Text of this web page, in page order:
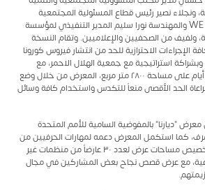
ونجلاء نصير رئيس قطاع المسئولية المجتمعية
بالشركة المصرية للاتصالات WE والمهندسة نورا سليم المدير التنفيذي لمؤسسة
ولفيف من الصحفيين والإعلاميين. وتقام النسخة
الإجراءات الاحترازية للحد من انتشار فيروس كورونا
استراتيجية مع جمعية الهلال الاحمر، مع
فترات عرض مطولة خلال ١٠ أيام على مساحة ٢٨٠٠ متر مربع، المعرض من خلال وضع
الحد الأقصى منعاً للتكدس واستخدام كافة وسائل
"ديارنا" بالمفوضية السامية للأمم المتحدة
كما استكمل المعرض دعمه لمهارات الحرفيين من
ذوي الاحتياجات الخاصة بتخصيص مساحات عرض لعدد ٣٠ عارضاً من منظمات غير
مع عرض قصص نجاح بعض المشاركين في مجال